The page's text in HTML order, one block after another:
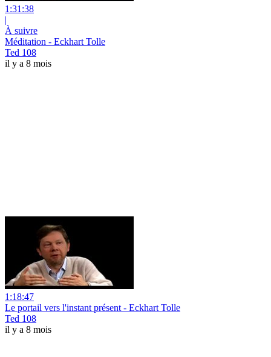
1:31:38
|
À suivre
Méditation - Eckhart Tolle
Ted 108
il y a 8 mois
1:18:47
Le portail vers l'instant présent - Eckhart Tolle
Ted 108
il y a 8 mois